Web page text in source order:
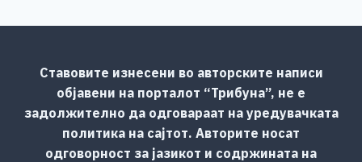
Ставовите изнесени во авторските написи
објавени на порталот “Трибуна”, не е
задолжително да одговараат на уредувачката
политика на сајтот. Авторите носат
одговорност за јазикот и содржината на